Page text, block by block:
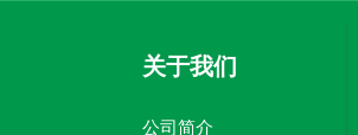
关于我们
公司简介